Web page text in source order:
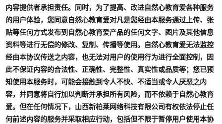
内容提供者承担责任。同时，为了提高、改进自然心教育爱各种服务
的用户体验，您同意自然心教育爱对凡是您经由本服务通过上传、张
贴等任何方式发布到自然心教育爱产品的任何文字、图片及其他信息
资料等进行无偿的修改、复制、传播等使用。自然心教育爱无法监控
经由本协议传送之内容，也无法对用户的使用行为进行全面控制，因
此不保证内容的合法性、正确性、完整性、真实性或品质等；您已预
知使用本服务时，可能会接触到令人不快、不适当或令人厌恶之内
容，并同意将自行加以判断并承担所有风险，而不依赖于自然心教育
爱。但在任何情况下，山西新柏莱网络科技有限公司有权依法停止任
何前述内容的服务并采取相应行动，包括但不限于暂停用户使用本协